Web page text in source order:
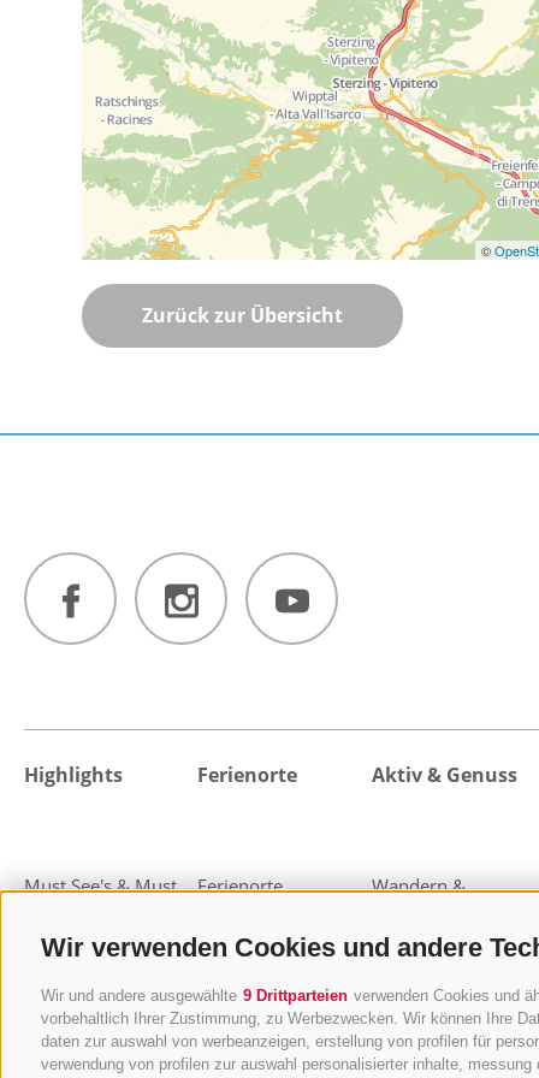
Wir verwenden Cookies und andere
Wir und andere ausgewählte 9 Drittparteien verwenden Cookies und
vorbehaltlich Ihrer Zustimmung, zu Werbezwecken. Wir können Ihre
daten zur auswahl von werbeanzeigen, erstellung von profilen für
verwendung von profilen zur auswahl personalisierter inhalte,
©
Zurück zur Übersicht
Highlights
Must See's & Must
Highlight-Events
Ferienorte
Ferienorte
Pflerschtal
Freienfeld
Pfitschtal
Ratschingstal
Aktiv & Genuss
Wandern &
Almen und Hütten
MTB & Bike
Wohlfühlen & Relax
Familienurlaub